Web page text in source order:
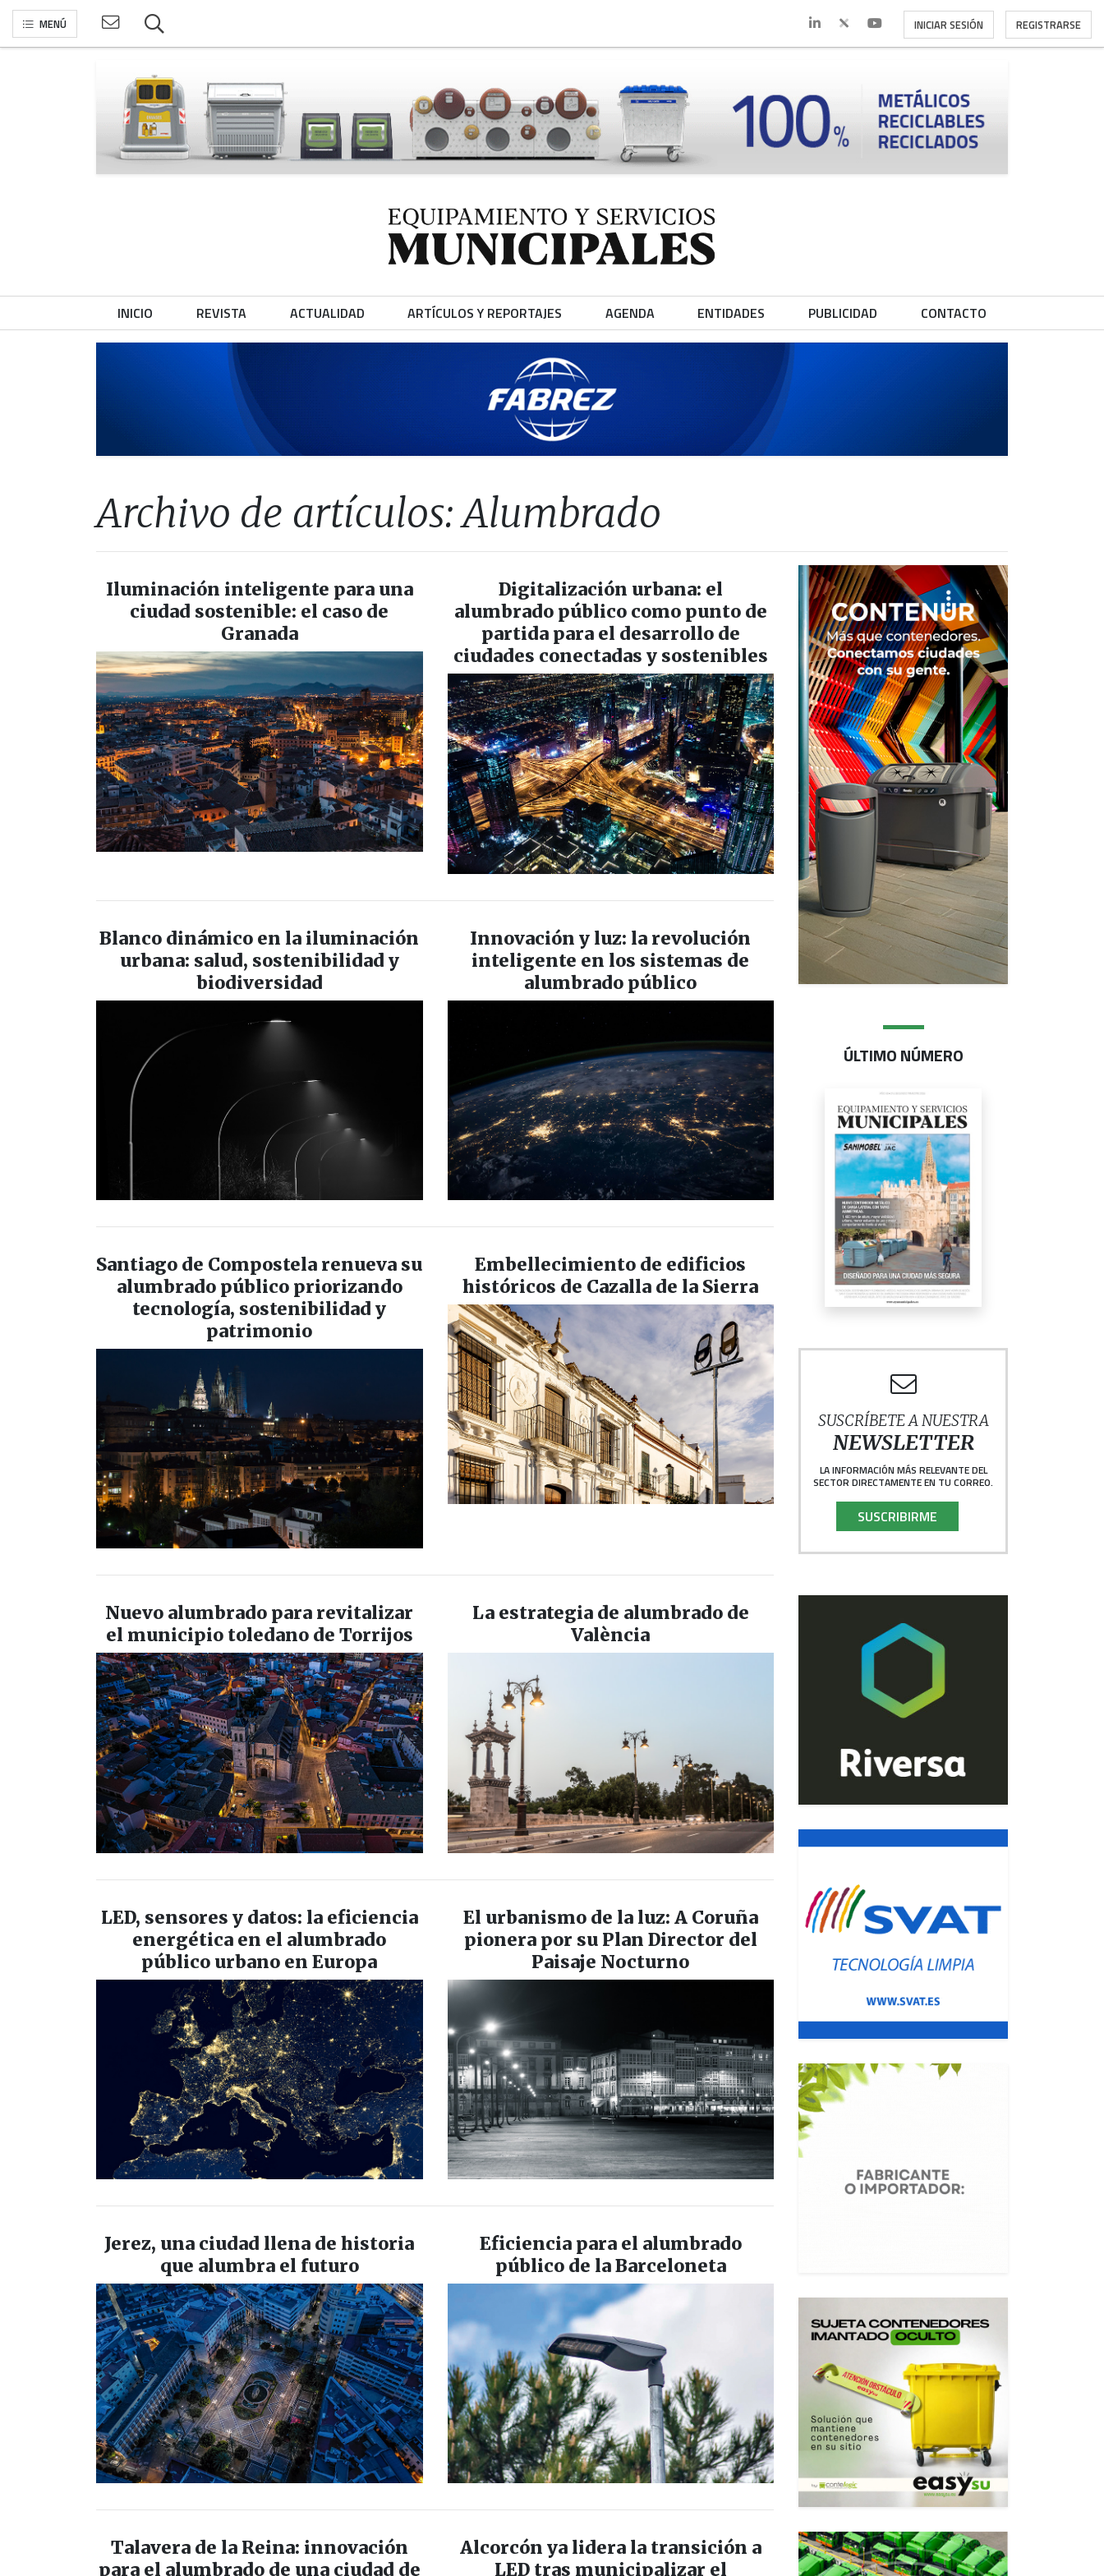
MENÚ INICIAR SESIÓN REGISTRARSE
INICIO REVISTA ACTUALIDAD ARTÍCULOS Y REPORTAJES AGENDA ENTIDADES PUBLICIDAD CONTACTO
Archivo de artículos: Alumbrado
Iluminación inteligente para una
ciudad sostenible: el caso de
Granada
Digitalización urbana: el
alumbrado público como punto de
partida para el desarrollo de
ciudades conectadas y sostenibles
Blanco dinámico en la iluminación
urbana: salud, sostenibilidad y
biodiversidad
Innovación y luz: la revolución
inteligente en los sistemas de
alumbrado público
Santiago de Compostela renueva su
alumbrado público priorizando
tecnología, sostenibilidad y
patrimonio
Embellecimiento de edificios
históricos de Cazalla de la Sierra
Nuevo alumbrado para revitalizar
el municipio toledano de Torrijos
La estrategia de alumbrado de
València
LED, sensores y datos: la eficiencia
energética en el alumbrado
público urbano en Europa
El urbanismo de la luz: A Coruña
pionera por su Plan Director del
Paisaje Nocturno
Jerez, una ciudad llena de historia
que alumbra el futuro
Eficiencia para el alumbrado
público de la Barceloneta
Talavera de la Reina: innovación
para el alumbrado de una ciudad de
Alcorcón ya lidera la transición a
LED tras municipalizar el
ÚLTIMO NÚMERO
SUSCRÍBETE A NUESTRA
NEWSLETTER
LA INFORMACIÓN MÁS RELEVANTE DEL
SECTOR DIRECTAMENTE EN TU CORREO.
SUSCRIBIRME